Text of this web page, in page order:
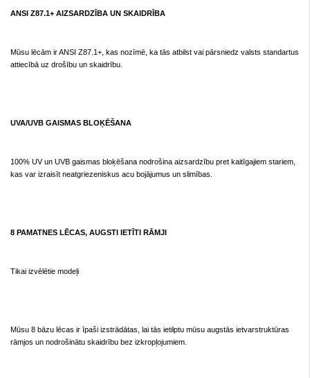
ANSI Z87.1+ AIZSARDZĪBA UN SKAIDRĪBA
Mūsu lēcām ir ANSI Z87.1+, kas nozīmē, ka tās atbilst vai pārsniedz valsts standartus
attiecībā uz drošību un skaidrību.
UVA/UVB GAISMAS BLOĶĒŠANA
100% UV un UVB gaismas bloķēšana nodrošina aizsardzību pret kaitīgajiem stariem,
kas var izraisīt neatgriezeniskus acu bojājumus un slimības.
8 PAMATNES LĒCAS, AUGSTI IETĪTI RĀMJI
Tikai izvēlētie modeļi
Mūsu 8 bāzu lēcas ir īpaši izstrādātas, lai tās ietilptu mūsu augstās ietvarstruktūras
rāmjos un nodrošinātu skaidrību bez izkropļojumiem.